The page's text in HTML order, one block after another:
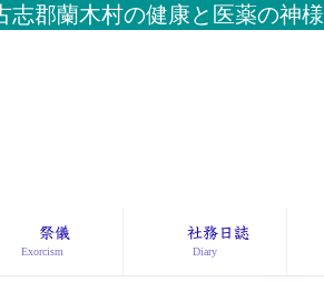
志郡蘭木村の健康と医薬の神様
祭儀
Exorcism
社務日誌
Diary